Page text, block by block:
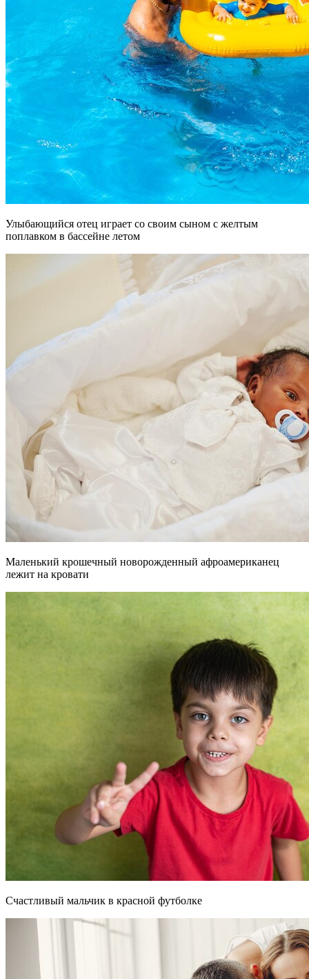
Улыбающийся отец играет со своим сыном с желтым
поплавком в бассейне летом
Маленький крошечный новорожденный афроамериканец
лежит на кровати
Счастливый мальчик в красной футболке